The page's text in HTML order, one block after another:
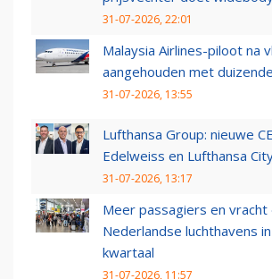
31-07-2026, 22:01
Malaysia Airlines-piloot na
aangehouden met
31-07-2026, 13:55
Lufthansa Group: nieuwe
Edelweiss en Lufthansa
31-07-2026, 13:17
Meer passagiers en vracht
Nederlandse luchthavens
kwartaal
31-07-2026, 11:57